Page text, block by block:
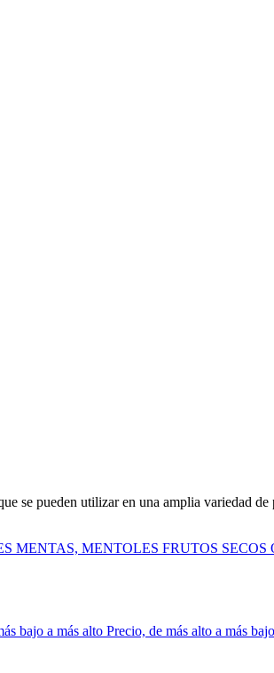
se pueden utilizar en una amplia variedad
MENTAS, MENTOLES FRUTOS SECOS
bajo a más alto Precio, de más alto a más bajo